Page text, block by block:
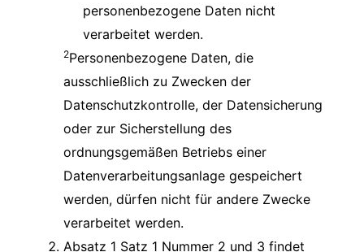
personenbezogene Daten nicht
verarbeitet werden.
2Personenbezogene Daten, die
ausschließlich zu Zwecken der
Datenschutzkontrolle, der Datensicherung
oder zur Sicherstellung des
ordnungsgemäßen Betriebs einer
Datenverarbeitungsanlage gespeichert
werden, dürfen nicht für andere Zwecke
verarbeitet werden.
Absatz 1 Satz 1 Nummer 2 und 3 findet